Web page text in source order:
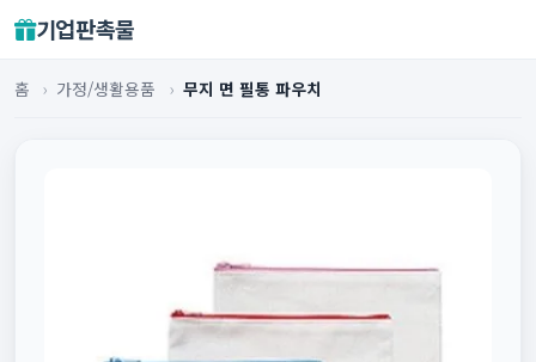
기업판촉물
홈 › 가정/생활용품 › 무지 면 필통 파우치